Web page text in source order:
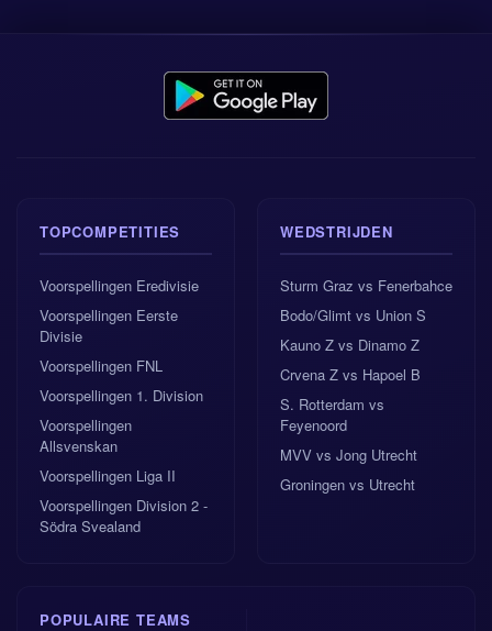
TOPCOMPETITIES
Voorspellingen Eredivisie
Voorspellingen Eerste
Divisie
Voorspellingen FNL
Voorspellingen 1. Division
Voorspellingen
Allsvenskan
Voorspellingen Liga II
Voorspellingen Division 2 -
Södra Svealand
WEDSTRIJDEN
Sturm Graz vs Fenerbahce
Bodo/Glimt vs Union S
Kauno Z vs Dinamo Z
Crvena Z vs Hapoel B
S. Rotterdam vs
Feyenoord
MVV vs Jong Utrecht
Groningen vs Utrecht
POPULAIRE TEAMS